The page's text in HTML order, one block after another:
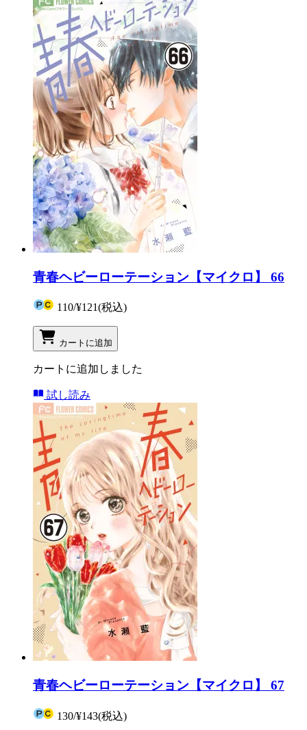
青春ヘビーローテーション【マイクロ】 66
110/¥121(税込)
カートに追加
カートに追加しました
試し読み
青春ヘビーローテーション【マイクロ】 67
130/¥143(税込)